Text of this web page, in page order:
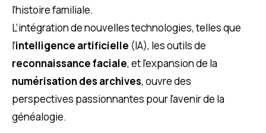
l’histoire familiale.
L’intégration de nouvelles technologies, telles que
l’intelligence artificielle (IA), les outils de
reconnaissance faciale, et l’expansion de la
numérisation des archives, ouvre des
perspectives passionnantes pour l’avenir de la
généalogie.